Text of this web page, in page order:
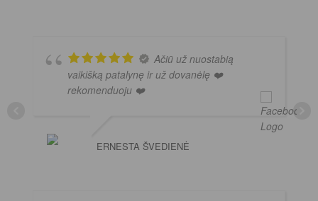
Ačiū už nuostabią
vaikišką patalynę ir už dovanėlę ❤️
rekomenduoju ❤️
ERNESTA ŠVEDIENĖ